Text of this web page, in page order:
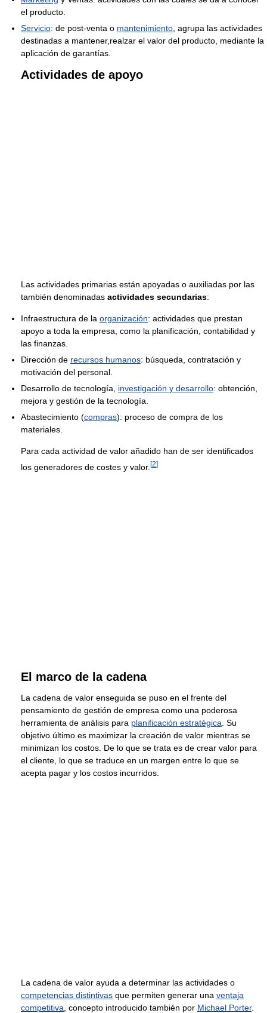
el producto.
Servicio: de post-venta o mantenimiento , agrupa las actividades
destinadas a mantener,realzar el valor del producto, mediante la
aplicación de garantías.
Actividades de apoyo
Las actividades primarias están apoyadas o auxiliadas por las
también denominadas actividades secundarias:
Infraestructura de la organización: actividades que prestan
apoyo a toda la empresa, como la planificación, contabilidad y
las finanzas.
Dirección de recursos humanos: búsqueda, contratación y
motivación del personal.
Desarrollo de tecnología, investigación y desarrollo: obtención,
mejora y gestión de la tecnología.
Abastecimiento (compras): proceso de compra de los
materiales.
Para cada actividad de valor añadido han de ser identificados
los generadores de costes y valor. [2]
El marco de la cadena
La cadena de valor enseguida se puso en el frente del
pensamiento de gestión de empresa como una poderosa
herramienta de análisis para planificación estratégica . Su
objetivo último es maximizar la creación de valor mientras se
minimizan los costos. De lo que se trata es de crear valor para
el cliente, lo que se traduce en un margen entre lo que se
acepta pagar y los costos incurridos.
La cadena de valor ayuda a determinar las actividades o
competencias distintivas que permiten generar una ventaja
competitiva , concepto introducido también por Michael Porter.